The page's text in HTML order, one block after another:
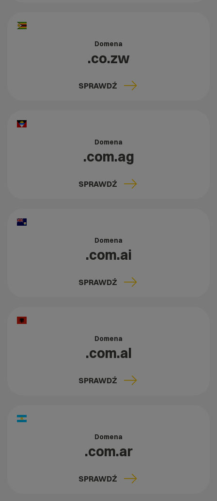
Domena
.co.zw
SPRAWDŹ
Domena
.com.ag
SPRAWDŹ
Domena
.com.ai
SPRAWDŹ
Domena
.com.al
SPRAWDŹ
Domena
.com.ar
SPRAWDŹ